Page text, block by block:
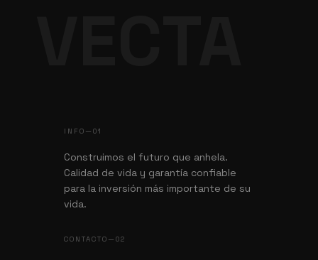
INFO—01
Construimos el futuro que anhela.
Calidad de vida y garantía confiable
para la inversión más importante de su
vida.
CONTACTO—02